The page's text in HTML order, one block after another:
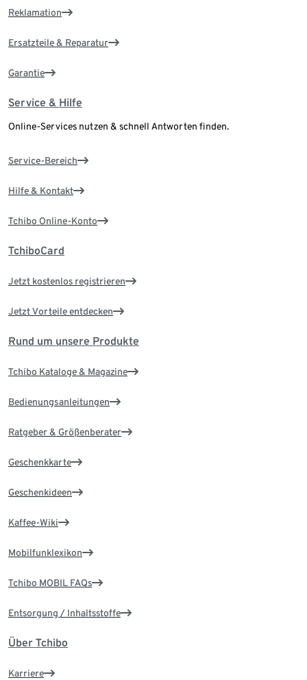
Reklamation
Ersatzteile & Reparatur
Garantie
Service & Hilfe
Online-Services nutzen & schnell Antworten finden.
Service-Bereich
Hilfe & Kontakt
Tchibo Online-Konto
TchiboCard
Jetzt kostenlos registrieren
Jetzt Vorteile entdecken
Rund um unsere Produkte
Tchibo Kataloge & Magazine
Bedienungsanleitungen
Ratgeber & Größenberater
Geschenkkarte
Geschenkideen
Kaffee-Wiki
Mobilfunklexikon
Tchibo MOBIL FAQs
Entsorgung / Inhaltsstoffe
Über Tchibo
Karriere